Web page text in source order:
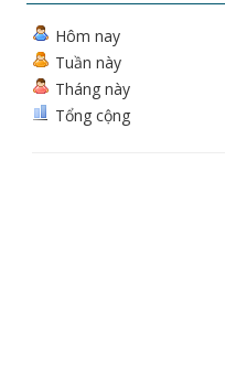
Hôm nay
Tuần này
Tháng này
Tổng cộng